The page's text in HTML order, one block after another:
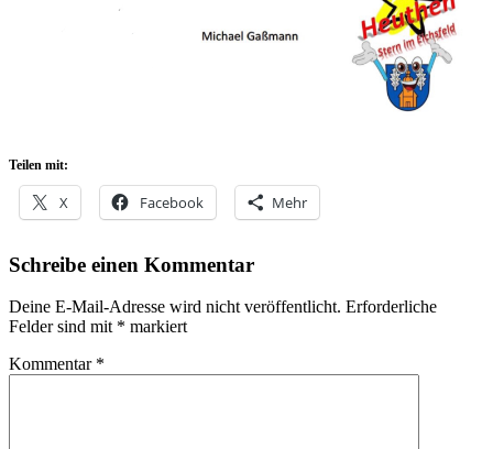
Teilen mit:
X Facebook Mehr
Schreibe einen Kommentar
Deine E-Mail-Adresse wird nicht veröffentlicht. Erforderliche
Felder sind mit * markiert
Kommentar *